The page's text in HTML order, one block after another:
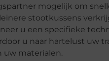
mogelijk om
stootkussens
u een specifieke
u naar hartelust uw
uw materialen.